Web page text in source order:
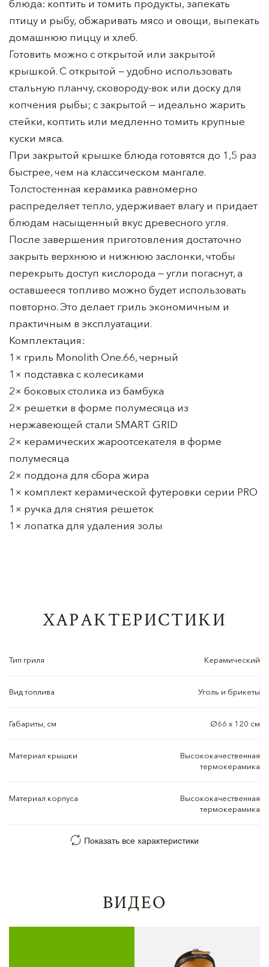
блюда: коптить и томить продукты, запекать
птицу и рыбу, обжаривать мясо и овощи, выпекать
домашнюю пиццу и хлеб.
Готовить можно с открытой или закрытой
крышкой. С открытой — удобно использовать
стальную планчу, сковороду-вок или доску для
копчения рыбы; с закрытой — идеально жарить
стейки, коптить или медленно томить крупные
куски мяса.
При закрытой крышке блюда готовятся до 1,5 раз
быстрее, чем на классическом мангале.
Толстостенная керамика равномерно
распределяет тепло, удерживает влагу и придает
блюдам насыщенный вкус древесного угля.
После завершения приготовления достаточно
закрыть верхнюю и нижнюю заслонки, чтобы
перекрыть доступ кислорода — угли погаснут, а
оставшееся топливо можно будет использовать
повторно. Это делает гриль экономичным и
практичным в эксплуатации.
Комплектация:
1× гриль Monolith One.66, черный
1× подставка с колесиками
2× боковых столика из бамбука
2× решетки в форме полумесяца из
нержавеющей стали SMART GRID
2× керамических жароотсекателя в форме
полумесяца
2× поддона для сбора жира
1× комплект керамической футеровки серии PRO
1× ручка для снятия решеток
1× лопатка для удаления золы
ХАРАКТЕРИСТИКИ
Тип гриля Керамический
Вид топлива Уголь и брикеты
Габариты, см Ø66 х 120 см
Материал крышки
Высококачественная
термокерамика
Материал корпуса
Высококачественная
термокерамика
Показать все характеристики
ВИДЕО